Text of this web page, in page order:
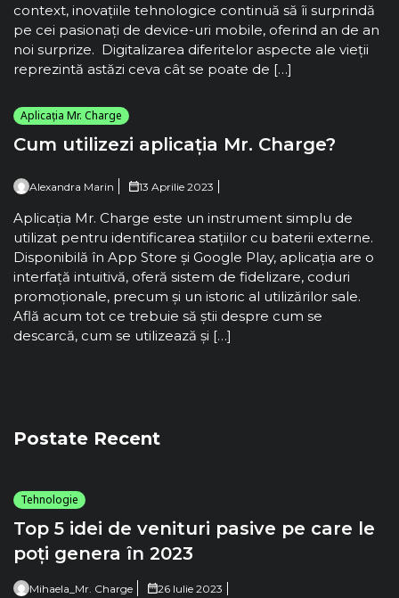
context, inovațiile tehnologice continuă să îi surprindă
pe cei pasionați de device-uri mobile, oferind an de an
noi surprize. Digitalizarea diferitelor aspecte ale vieții
reprezintă astăzi ceva cât se poate de […]
Aplicația Mr. Charge
Cum utilizezi aplicația Mr. Charge?
Alexandra Marin 13 Aprilie 2023
Aplicația Mr. Charge este un instrument simplu de
utilizat pentru identificarea stațiilor cu baterii externe.
Disponibilă în App Store și Google Play, aplicația are o
interfață intuitivă, oferă sistem de fidelizare, coduri
promoționale, precum și un istoric al utilizărilor sale.
Află acum tot ce trebuie să știi despre cum se
descarcă, cum se utilizează și […]
Postate Recent
Tehnologie
Top 5 idei de venituri pasive pe care le
poți genera în 2023
Mihaela_Mr. Charge 26 Iulie 2023